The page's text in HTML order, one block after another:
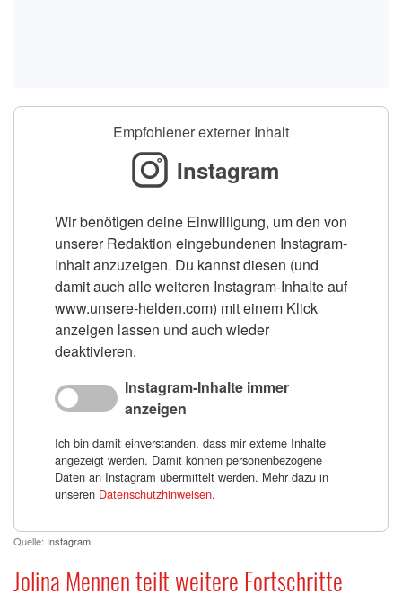
Empfohlener externer Inhalt
Instagram
Wir benötigen deine Einwilligung, um den von
unserer Redaktion eingebundenen Instagram-
Inhalt anzuzeigen. Du kannst diesen (und
damit auch alle weiteren Instagram-Inhalte auf
www.unsere-helden.com) mit einem Klick
anzeigen lassen und auch wieder
deaktivieren.
Instagram-Inhalte immer
anzeigen
Ich bin damit einverstanden, dass mir externe Inhalte
angezeigt werden. Damit können personenbezogene
Daten an Instagram übermittelt werden. Mehr dazu in
unseren Datenschutzhinweisen.
Quelle: Instagram
Jolina Mennen teilt weitere Fortschritte